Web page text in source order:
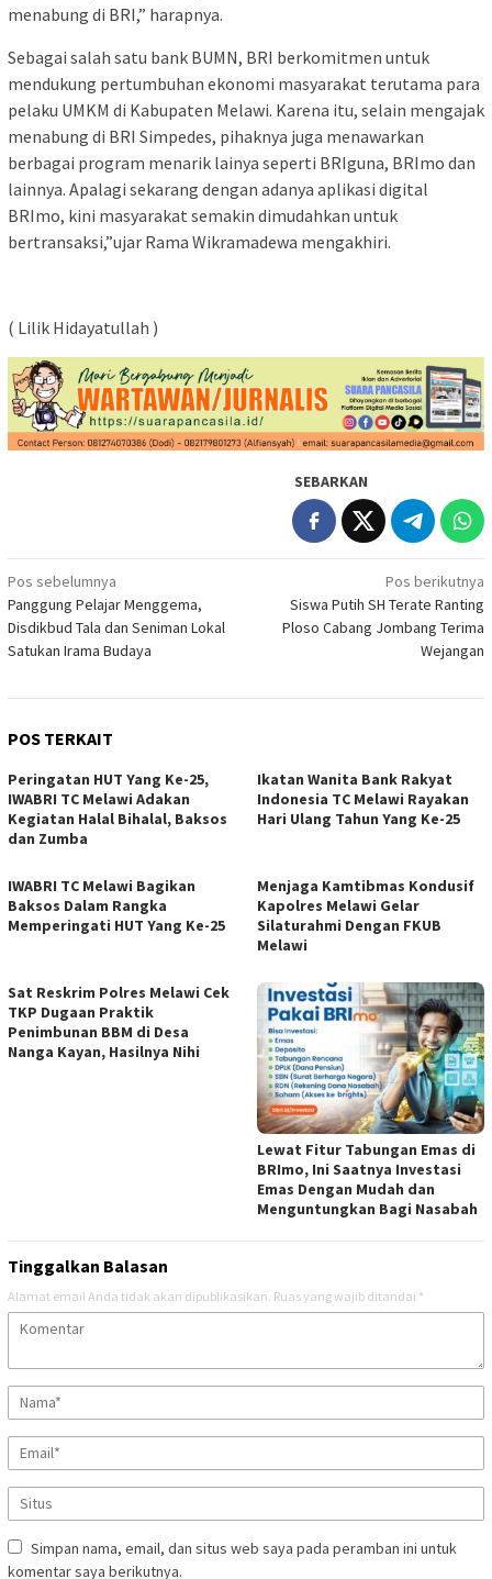
menabung di BRI,” harapnya.
Sebagai salah satu bank BUMN, BRI berkomitmen untuk
mendukung pertumbuhan ekonomi masyarakat terutama para
pelaku UMKM di Kabupaten Melawi. Karena itu, selain mengajak
menabung di BRI Simpedes, pihaknya juga menawarkan
berbagai program menarik lainya seperti BRIguna, BRImo dan
lainnya. Apalagi sekarang dengan adanya aplikasi digital
BRImo, kini masyarakat semakin dimudahkan untuk
bertransaksi,”ujar Rama Wikramadewa mengakhiri.
( Lilik Hidayatullah )
SEBARKAN
Navigasi
pos
Pos sebelumnya
Panggung Pelajar Menggema,
Disdikbud Tala dan Seniman Lokal
Satukan Irama Budaya
Pos berikutnya
Siswa Putih SH Terate Ranting
Ploso Cabang Jombang Terima
Wejangan
POS TERKAIT
Peringatan HUT Yang Ke-25,
IWABRI TC Melawi Adakan
Kegiatan Halal Bihalal, Baksos
dan Zumba
Ikatan Wanita Bank Rakyat
Indonesia TC Melawi Rayakan
Hari Ulang Tahun Yang Ke-25
IWABRI TC Melawi Bagikan
Baksos Dalam Rangka
Memperingati HUT Yang Ke-25
Menjaga Kamtibmas Kondusif
Kapolres Melawi Gelar
Silaturahmi Dengan FKUB
Melawi
Sat Reskrim Polres Melawi Cek
TKP Dugaan Praktik
Penimbunan BBM di Desa
Nanga Kayan, Hasilnya Nihi
Lewat Fitur Tabungan Emas di
BRImo, Ini Saatnya Investasi
Emas Dengan Mudah dan
Menguntungkan Bagi Nasabah
Tinggalkan Balasan
Alamat email Anda tidak akan dipublikasikan. Ruas yang wajib ditandai *
Simpan nama, email, dan situs web saya pada peramban ini untuk
komentar saya berikutnya.